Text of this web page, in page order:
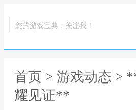
您的游戏宝典，关注我！
首页 > 游戏动态 >
耀见证**